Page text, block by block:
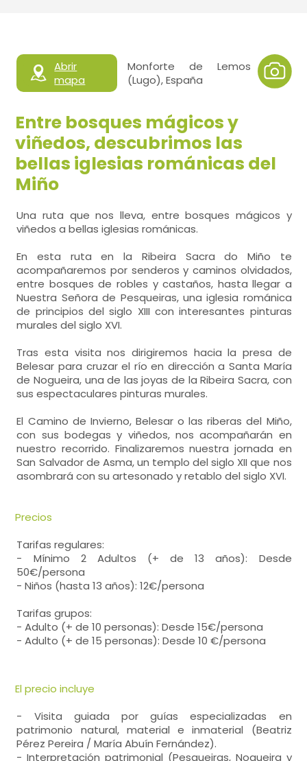
Abrir
mapa
Monforte de Lemos
(Lugo), España
Entre bosques mágicos y
viñedos, descubrimos las
bellas iglesias románicas del
Miño
Una ruta que nos lleva, entre bosques mágicos y
viñedos a bellas iglesias románicas.
En esta ruta en la Ribeira Sacra do Miño te
acompañaremos por senderos y caminos olvidados,
entre bosques de robles y castaños, hasta llegar a
Nuestra Señora de Pesqueiras, una iglesia románica
de principios del siglo XIII con interesantes pinturas
murales del siglo XVI.
Tras esta visita nos dirigiremos hacia la presa de
Belesar para cruzar el río en dirección a Santa María
de Nogueira, una de las joyas de la Ribeira Sacra, con
sus espectaculares pinturas murales.
El Camino de Invierno, Belesar o las riberas del Miño,
con sus bodegas y viñedos, nos acompañarán en
nuestro recorrido. Finalizaremos nuestra jornada en
San Salvador de Asma, un templo del siglo XII que nos
asombrará con su artesonado y retablo del siglo XVI.
Precios
Tarifas regulares:
- Mínimo 2 Adultos (+ de 13 años): Desde
50€/persona
- Niños (hasta 13 años): 12€/persona
Tarifas grupos:
- Adulto (+ de 10 personas): Desde 15€/persona
- Adulto (+ de 15 personas): Desde 10 €/persona
El precio incluye
- Visita guiada por guías especializadas en
patrimonio natural, material e inmaterial (Beatriz
Pérez Pereira / María Abuín Fernández).
- Interpretación patrimonial (Pesqueiras, Nogueira y